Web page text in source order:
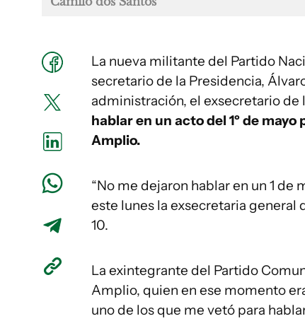
La nueva militante del Partido
secretario de la Presidencia,
administración, el exsecretario de
hablar en un acto del 1º de
Amplio.
“No me dejaron hablar en un 1 de
este lunes la exsecretaria general
10.
La exintegrante del Partido
Amplio, quien en ese momento
uno de los que me vetó para